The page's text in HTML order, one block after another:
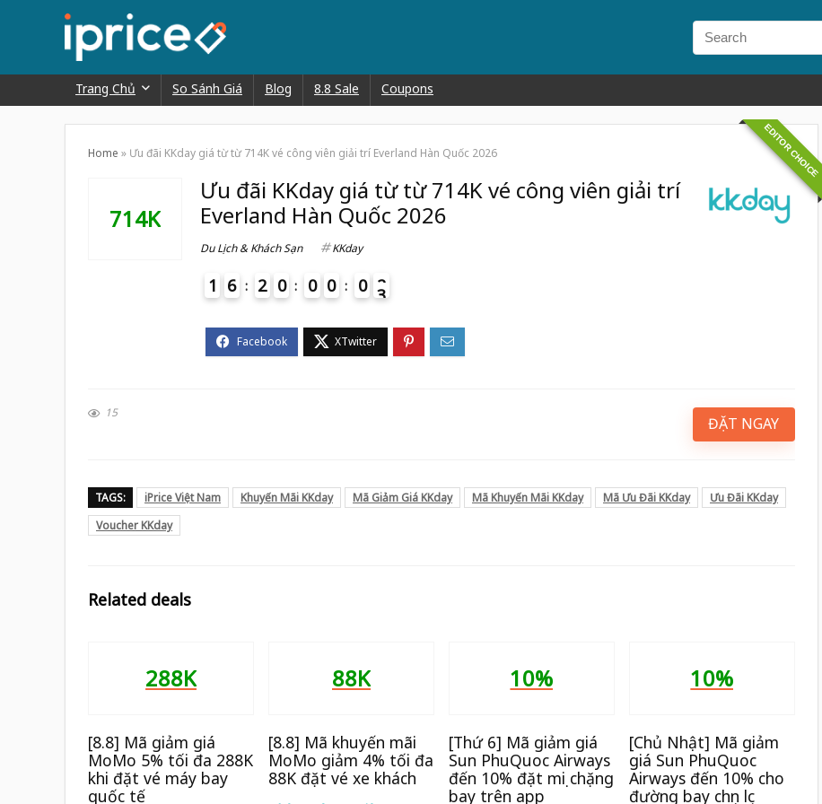
Trang Chủ So Sánh Giá Blog 8.8 Sale Coupons
Home » Ưu đãi KKday giá từ từ 714K vé công viên giải trí Everland Hàn Quốc 2026 EDITOR CHOICE
714K
Ưu đãi KKday giá từ từ 714K vé công viên giải trí
Everland Hàn Quốc 2026
Du Lịch & Khách Sạn KKday
1 6 2 0 0 0 0 2
15
ĐẶT NGAY
TAGS: iPrice Việt Nam Khuyến Mãi KKday Mã Giảm Giá KKday Mã Khuyến Mãi KKday Mã Ưu Đãi KKday
Ưu Đãi KKday
Voucher KKday
Related deals
288K
[8.8] Mã giảm giá
MoMo 5% tối đa 288K
khi đặt vé máy bay
quốc tế
88K
[8.8] Mã khuyến mãi
MoMo giảm 4% tối đa
88K đặt vé xe khách
10%
[Thứ 6] Mã giảm giá
Sun PhuQuoc Airways
đến 10% đặt mọi chặng
bay trên app
10%
[Chủ Nhật] Mã giảm
giá Sun PhuQuoc
Airways đến 10% cho
đường bay chọn lọc